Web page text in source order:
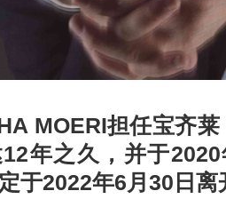
MOERI担任宝齐
年之久，并于
于2022年6月30日